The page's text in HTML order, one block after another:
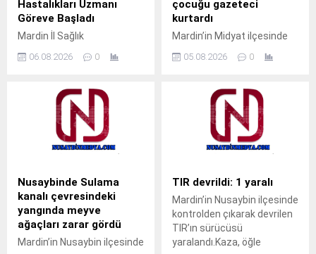
Hastalıkları Uzmanı
Göreve Başladı
Mardin İl Sağlık
Devlet Hastanesi’nde İç
Ali Yiğit hasta kabulüne
başladı. Muayene olmak
isteyen vatandaşlar, ALO
182 çağrı merkezi veya
MHRS (Merkezi Hekim
üzerinden randevu alarak
muayene olabilecek. Tap
Simulator Codes
06.08.2026 0
çocuğu gazeteci
kurtardı
Mardin’in Midyat ilçesinde
korkulukları arasına kafası
Ahmet Akkuş’un
müdahalesiyle kurtarıldı.
Olay, akşam saatlerinde
Cumhuriyet Mahallesi’nde
meydana geldi.Akrabalarını
çocuk, pencerenin demir
korkulukları arasına kafasını
sokunca sıkışarak mahsur
kaldı. Çocuğun ağlama
sesini duyan yakınları
yardıma koştu. Durumu fark
05.08.2026 0
Nusaybinde Sulama
kanalı çevresindeki
yangında meyve
ağaçları zarar gördü
Mardin’in Nusaybin ilçesinde
TIR devrildi: 1 yaralı
Mardin’in Nusaybin ilçesinde
kontrolden çıkarak devrilen
TIR’ın sürücüsü
yaralandı.Kaza, öğle